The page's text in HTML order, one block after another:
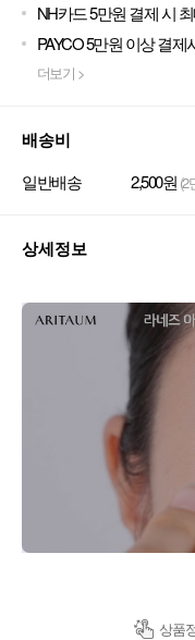
NH카드 5만원 결제 시
PAYCO 5만원 이상 결
더보기 >
배송비
일반배송 2,500원 (2
상세정보
상품